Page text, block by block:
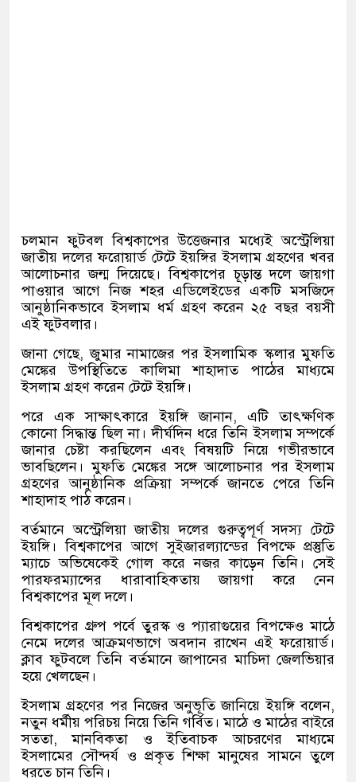
চলমান ফুটবল বিশ্বকাপের উত্তেজনার মধ্যেই অস্ট্রেলিয়া
জাতীয় দলের ফরোয়ার্ড টেটে ইয়ঙ্গির ইসলাম গ্রহণের খবর
আলোচনার জন্ম দিয়েছে। বিশ্বকাপের চূড়ান্ত দলে জায়গা
পাওয়ার আগে নিজ শহর এডিলেইডের একটি মসজিদে
আনুষ্ঠানিকভাবে ইসলাম ধর্ম গ্রহণ করেন ২৫ বছর বয়সী
এই ফুটবলার।
জানা গেছে, জুমার নামাজের পর ইসলামিক স্কলার মুফতি
মেঙ্কের উপস্থিতিতে কালিমা শাহাদাত পাঠের মাধ্যমে
ইসলাম গ্রহণ করেন টেটে ইয়ঙ্গি।
পরে এক সাক্ষাৎকারে ইয়ঙ্গি জানান, এটি তাৎক্ষণিক
কোনো সিদ্ধান্ত ছিল না। দীর্ঘদিন ধরে তিনি ইসলাম সম্পর্কে
জানার চেষ্টা করছিলেন এবং বিষয়টি নিয়ে গভীরভাবে
ভাবছিলেন। মুফতি মেঙ্কের সঙ্গে আলোচনার পর ইসলাম
গ্রহণের আনুষ্ঠানিক প্রক্রিয়া সম্পর্কে জানতে পেরে তিনি
শাহাদাহ পাঠ করেন।
বর্তমানে অস্ট্রেলিয়া জাতীয় দলের গুরুত্বপূর্ণ সদস্য টেটে
ইয়ঙ্গি। বিশ্বকাপের আগে সুইজারল্যান্ডের বিপক্ষে প্রস্তুতি
ম্যাচে অভিষেকেই গোল করে নজর কাড়েন তিনি। সেই
পারফরম্যান্সের ধারাবাহিকতায় জায়গা করে নেন
বিশ্বকাপের মূল দলে।
বিশ্বকাপের গ্রুপ পর্বে তুরস্ক ও প্যারাগুয়ের বিপক্ষেও মাঠে
নেমে দলের আক্রমণভাগে অবদান রাখেন এই ফরোয়ার্ড।
ক্লাব ফুটবলে তিনি বর্তমানে জাপানের মাচিদা জেলভিয়ার
হয়ে খেলছেন।
ইসলাম গ্রহণের পর নিজের অনুভূতি জানিয়ে ইয়ঙ্গি বলেন,
নতুন ধর্মীয় পরিচয় নিয়ে তিনি গর্বিত। মাঠে ও মাঠের বাইরে
সততা, মানবিকতা ও ইতিবাচক আচরণের মাধ্যমে
ইসলামের সৌন্দর্য ও প্রকৃত শিক্ষা মানুষের সামনে তুলে
ধরতে চান তিনি।